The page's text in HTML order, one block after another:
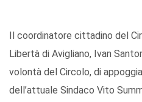
Il coordinatore cittadino del
Libertà di Avigliano, Ivan
volontà del Circolo, di
dell’attuale Sindaco Vito